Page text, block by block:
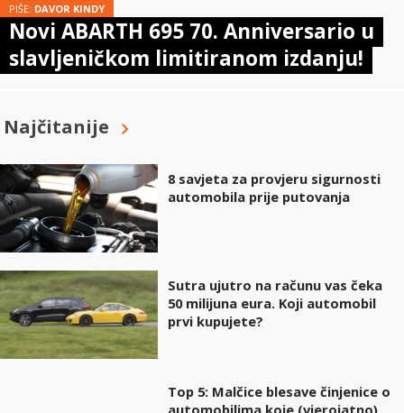
PIŠE: DAVOR KINDY
Novi ABARTH 695 70. Anniversario u
slavljeničkom limitiranom izdanju!
Najčitanije
8 savjeta za provjeru sigurnosti
automobila prije putovanja
Sutra ujutro na računu vas čeka
50 milijuna eura. Koji automobil
prvi kupujete?
Top 5: Malčice blesave činjenice o
automobilima koje (vjerojatno)